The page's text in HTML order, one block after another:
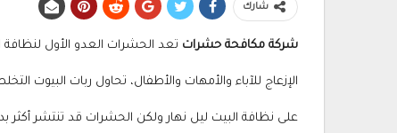
شارك
شركة مكافحة حشرات تعد الحشرات العدو الأول
الإزعاج للآباء والأمهات والأطفال، تحاول ربات البيوت
على نظافة البيت ليل نهار ولكن الحشرات قد تنتشر